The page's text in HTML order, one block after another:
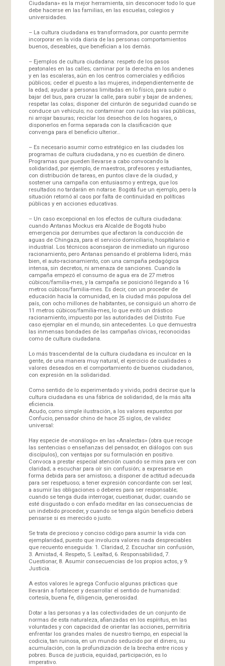
Ciudadana» es la mejor herramienta, sin desconocer todo lo que
debe hacerse en las familias, en las escuelas, colegios y
universidades.
– La cultura ciudadana es transformadora, por cuanto permite
incorporar en la vida diaria de las personas comportamientos
buenos, deseables, que benefician a los demás.
– Ejemplos de cultura ciudadana: respeto de los pasos
peatonales en las calles; caminar por la derecha en los andenes
y en las escaleras, aún en los centros comerciales y edificios
públicos; ceder el puesto a las mujeres, independientemente de
la edad; ayudar a personas limitadas en lo físico, para subir o
bajar del bus, para cruzar la calle, para subir y bajar de andenes;
respetar las colas; disponer del cinturón de seguridad cuando se
conduce un vehículo; no contaminar con ruido las vías públicas,
ni arrojar basuras; reciclar los desechos de los hogares, o
disponerlos en forma separada con la clasificación que
convenga para el beneficio ulterior…
– Es necesario asumir como estratégico en las ciudades los
programas de cultura ciudadana, y no es cuestión de dinero.
Programas que pueden llevarse a cabo convocando la
solidaridad, por ejemplo, de maestros, profesores y estudiantes,
con distribución de tareas, en puntos clave de la ciudad, y
sostener una campaña con entusiasmo y entrega, que los
resultados no tardarán en notarse. Bogotá fue un ejemplo, pero la
situación retornó al caos por falta de continuidad en políticas
públicas y en acciones educativas.
– Un caso excepcional en los efectos de cultura ciudadana:
cuando Antanas Mockus era Alcalde de Bogotá hubo
emergencia por derrumbes que afectaron la conducción de
aguas de Chingaza, para el servicio domiciliario, hospitalario e
industrial. Los técnicos aconsejaron de inmediato un riguroso
racionamiento, pero Antanas pensando el problema lideró, más
bien, el auto-racionamiento, con una campaña pedagógica
intensa, sin decretos, ni amenaza de sanciones. Cuando la
campaña empezó el consumo de agua era de 27 metros
cúbicos/familia-mes, y la campaña se posicionó llegando a 16
metros cúbicos/familia-mes. Es decir, con un proceder de
educación hacia la comunidad, en la ciudad más populosa del
país, con ocho millones de habitantes, se consiguió un ahorro de
11 metros cúbicos/familia-mes, lo que evitó un drástico
racionamiento, impuesto por las autoridades del Distrito. Fue
caso ejemplar en el mundo, sin antecedentes. Lo que demuestra
las inmensas bondades de las campañas cívicas, reconocidas
como de cultura ciudadana.
Lo más trascendental de la cultura ciudadana es inculcar en la
gente, de una manera muy natural, el ejercicio de cualidades o
valores deseados en el comportamiento de buenos ciudadanos,
con expresión en la solidaridad.
Como sentido de lo experimentado y vivido, podrá decirse que la
cultura ciudadana es una fábrica de solidaridad, de la más alta
eficiencia.
Acudo, como simple ilustración, a los valores expuestos por
Confucio, pensador chino de hace 25 siglos, de validez
universal:
Hay especie de «nonálogo» en las «Analectas» (obra que recoge
las sentencias o enseñanzas del pensador, en diálogos con sus
discípulos), con ventajas por su formulación en positivo.
Convoca a prestar especial atención cuando se mira para ver con
claridad; a escuchar para oír sin confusión; a expresarse en
forma debida para ser amistoso; a disponer de actitud adecuada
para ser respetuoso; a tener expresión concordante con ser leal;
a asumir las obligaciones o deberes para ser responsable;
cuando se tenga duda interrogar, cuestionar, dudar; cuando se
esté disgustado o con enfado meditar en las consecuencias de
un indebido proceder, y cuando se tenga algún beneficio deberá
pensarse si es merecido o justo.
Se trata de precioso y conciso código para asumir la vida con
ejemplaridad, puesto que involucra valores nada despreciables
que recuento enseguida: 1. Claridad, 2. Escuchar sin confusión,
3. Amistad, 4. Respeto, 5. Lealtad, 6. Responsabilidad, 7.
Cuestionar, 8. Asumir consecuencias de los propios actos, y 9.
Justicia.
A estos valores le agrega Confucio algunas prácticas que
llevarán a fortalecer y desarrollar el sentido de humanidad:
cortesía, buena fe, diligencia, generosidad.
Dotar a las personas y a las colectividades de un conjunto de
normas de esta naturaleza, afianzadas en los espíritus, en las
voluntades y con capacidad de orientar las acciones, permitiría
enfrentar los grandes males de nuestro tiempo, en especial la
codicia, tan ruinosa, en un mundo seducido por el dinero, su
acumulación, con la profundización de la brecha entre ricos y
pobres. Busca de justicia, equidad, participación, es lo
imperativo.